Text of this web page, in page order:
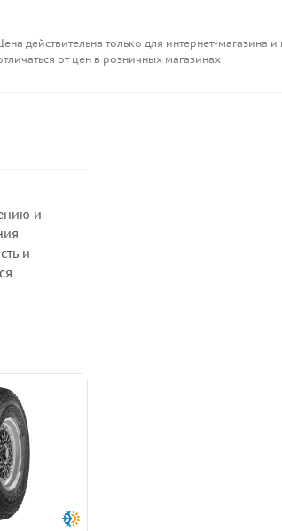
действительна только для интернет-магазина
от цен в розничных магазинах
и
и